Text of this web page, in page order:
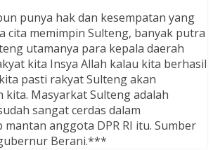
punya hak dan kesempatan yang
cita memimpin Sulteng, banyak putra
utamanya para kepala daerah
kita Insya Allah kalau kita berhasil
pasti rakyat Sulteng akan
kita. Masyarkat Sulteng adalah
sangat cerdas dalam
anggota DPR RI itu. Sumber
Berani.***